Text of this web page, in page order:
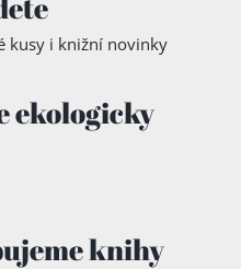
kusy i knižní novinky
ekologicky
knihy